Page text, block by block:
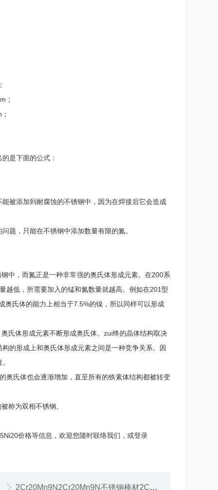
26
；
是下面的公式：
被添加到耐腐蚀的不锈钢中，因为在焊接后它会造成
题，只能在不锈钢中添加数量有限的氮。
中，而氮正是一种非常强的奥氏体形成元素。在200系
越低，所需要加入的锰和氮数量就越高。例如在201型
奥氏体的能力上相当于7.5%的镍，所以同样可以形成
氏体形成元素不断形成奥氏体。zui终的晶体结构取决
的形成上和奥氏体形成元素之间是一种竞争关系。因
奥氏体也会逐渐增加，直至所有的铁素体结构都被转变
称为双相不锈钢。
价格等信息，欢迎您随时联络我们，或登录
2Cr20Mn9N2Cr20Mn9N不锈钢棒材2Cr20Mn9N原厂进口直销